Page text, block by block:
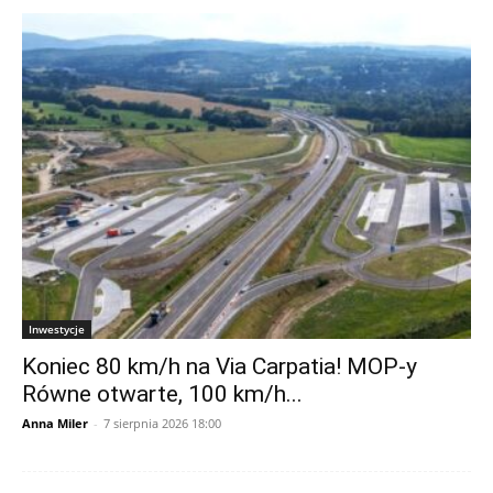
Inwestycje
Koniec 80 km/h na Via Carpatia! MOP-y
Równe otwarte, 100 km/h...
Anna Miler - 7 sierpnia 2026 18:00